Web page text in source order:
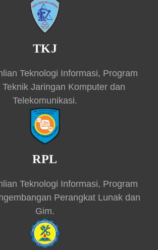
TKJ
Teknologi Informasi, Program
Teknik Jaringan Komputer dan
Telekomunikasi.
RPL
Teknologi Informasi, Program
Perangkat Lunak dan
Gim.